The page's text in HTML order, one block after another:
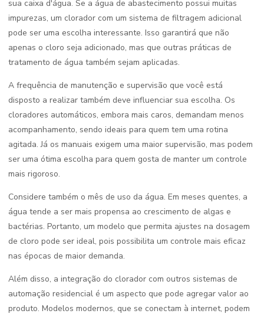
sua caixa d'água. Se a água de abastecimento possui muitas
impurezas, um clorador com um sistema de filtragem adicional
pode ser uma escolha interessante. Isso garantirá que não
apenas o cloro seja adicionado, mas que outras práticas de
tratamento de água também sejam aplicadas.
A frequência de manutenção e supervisão que você está
disposto a realizar também deve influenciar sua escolha. Os
cloradores automáticos, embora mais caros, demandam menos
acompanhamento, sendo ideais para quem tem uma rotina
agitada. Já os manuais exigem uma maior supervisão, mas podem
ser uma ótima escolha para quem gosta de manter um controle
mais rigoroso.
Considere também o mês de uso da água. Em meses quentes, a
água tende a ser mais propensa ao crescimento de algas e
bactérias. Portanto, um modelo que permita ajustes na dosagem
de cloro pode ser ideal, pois possibilita um controle mais eficaz
nas épocas de maior demanda.
Além disso, a integração do clorador com outros sistemas de
automação residencial é um aspecto que pode agregar valor ao
produto. Modelos modernos, que se conectam à internet, podem